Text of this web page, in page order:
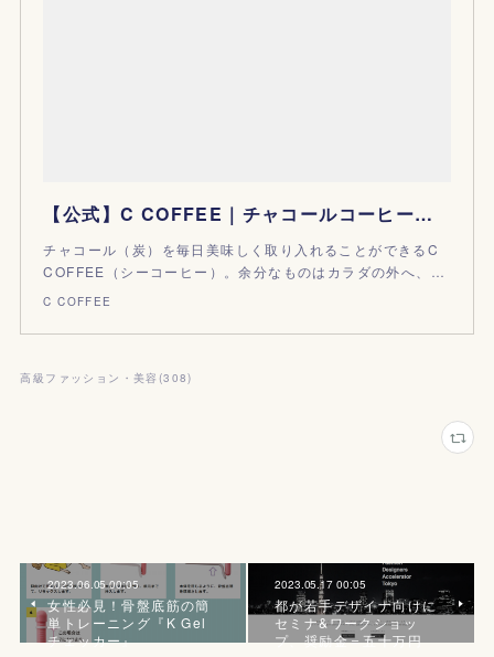
【公式】C COFFEE｜チャコールコーヒーダイエットで理想の私にC COFFEE
チャコール（炭）を毎日美味しく取り入れることができるC
COFFEE（シーコーヒー）。余分なものはカラダの外へ、…
C COFFEE
高級ファッション・美容 (308)
2023.06.05 00:05
女性必見！骨盤底筋の簡
単トレーニング『K Gel
チェッカー』
2023.05.17 00:05
都が若手デザイナ向けに
セミナ&ワークショッ
プ、奨励金＝五十万円